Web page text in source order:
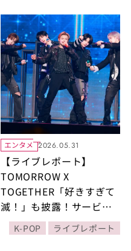
エンタメ 2026.05.31
【ライブレポート】
TOMORROW X
TOGETHER「好きすぎて
滅！」も披露！サービス
精神旺盛の5人がファンの
ために準備した心あたた
K-POP ライブレポート